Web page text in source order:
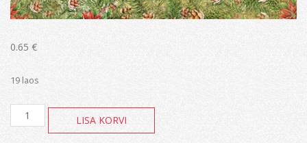
0.65 €
19 laos
Christmas
Story
LISA KORVI